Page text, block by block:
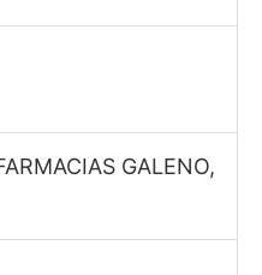
GALENO,